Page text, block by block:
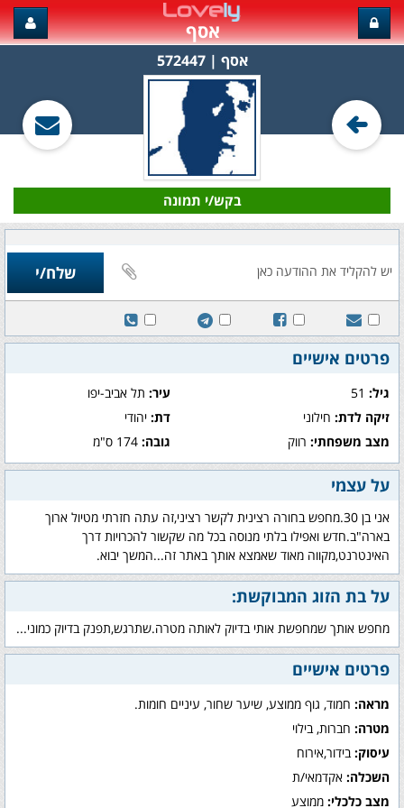
אסף
אסף‏ | 572447
בקש/י תמונה
פרטים אישיים
גיל: עיר:תל אביב-יפו
זיקה לדת: חילוני דת:יהודי
מצב משפחתי: רווק גובה:174 ס"מ
על עצמי
אני בן 30.מחפש בחורה רצינית לקשר רציני,זה עתה חזרתי מטיול ארוך
בארה"ב.חדש ואפילו בלתי מנוסה בכל מה שקשור להכרויות דרך
האינטרנט,מקווה מאוד שאמצא אותך באתר זה...המשך יבוא.
על בת הזוג המבוקשת:
מחפש אותך שמחפשת אותי בדיוק לאותה מטרה.שתרגש,תפנק בדיוק כמוני...
פרטים אישיים
מראה: חמוד, גוף ממוצע, שיער שחור, עיניים חומות.
מטרה: חברות, בילוי
עיסוק: בידור,אירוח
השכלה: אקדמאי/ת
מצב כלכלי: ממוצע